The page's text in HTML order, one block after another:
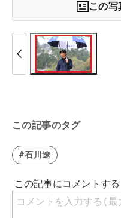
この
この記事のタグ
#石川遼